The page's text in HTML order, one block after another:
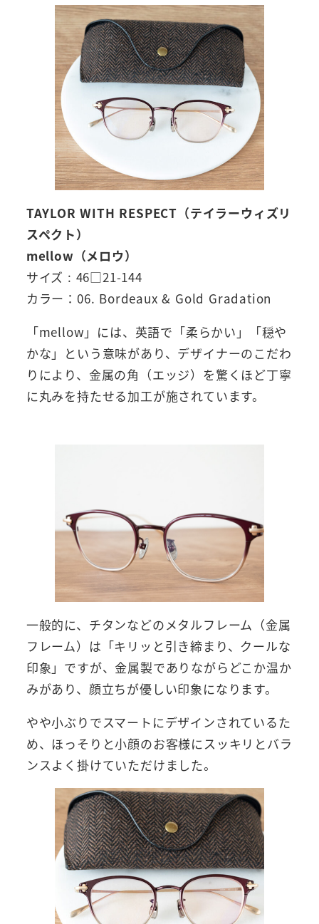
TAYLOR WITH RESPECT（テイラーウィズリ
スペクト）
mellow（メロウ）
サイズ : 46□21-144
カラー：06. Bordeaux & Gold Gradation
「mellow」には、英語で「柔らかい」「穏や
かな」という意味があり、デザイナーのこだわ
りにより、金属の角（エッジ）を驚くほど丁寧
に丸みを持たせる加工が施されています。
一般的に、チタンなどのメタルフレーム（金属
フレーム）は「キリッと引き締まり、クールな
印象」ですが、金属製でありながらどこか温か
みがあり、顔立ちが優しい印象になります。
やや小ぶりでスマートにデザインされているた
め、ほっそりと小顔のお客様にスッキリとバラ
ンスよく掛けていただけました。